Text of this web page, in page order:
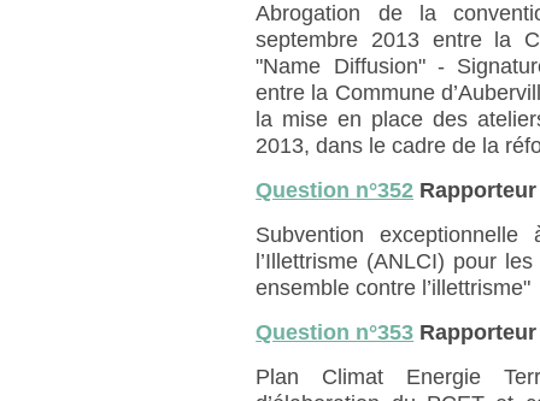
Abrogation de la
septembre 2013 entre la
"Name Diffusion" -
entre la Commune
la mise en place des
2013, dans le cadre de la
Question n°352 Rapporteur
Subvention
l’Illettrisme (ANLCI) pour
ensemble contre l’illettrisme"
Question n°353
Plan Climat Energie